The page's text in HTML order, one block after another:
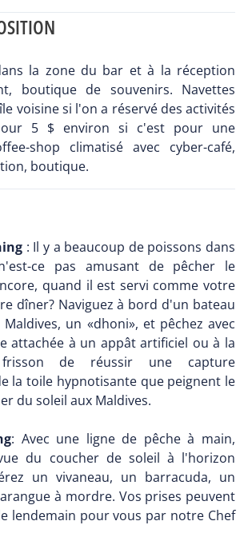
la zone du bar et à la réception
boutique de souvenirs. Navettes
voisine si l'on a réservé des activités
5 $ environ si c'est pour une
shop climatisé avec cyber-café,
boutique.
: Il y a beaucoup de poissons dans
ce pas amusant de pêcher le
quand il est servi comme votre
dîner? Naviguez à bord d'un bateau
un «dhoni», et pêchez avec
attachée à un appât artificiel ou à la
de réussir une capture
la toile hypnotisante que peignent le
du soleil aux Maldives.
: Avec une ligne de pêche à main,
du coucher de soleil à l'horizon
un vivaneau, un barracuda, un
à mordre. Vos prises peuvent
lendemain pour vous par notre Chef